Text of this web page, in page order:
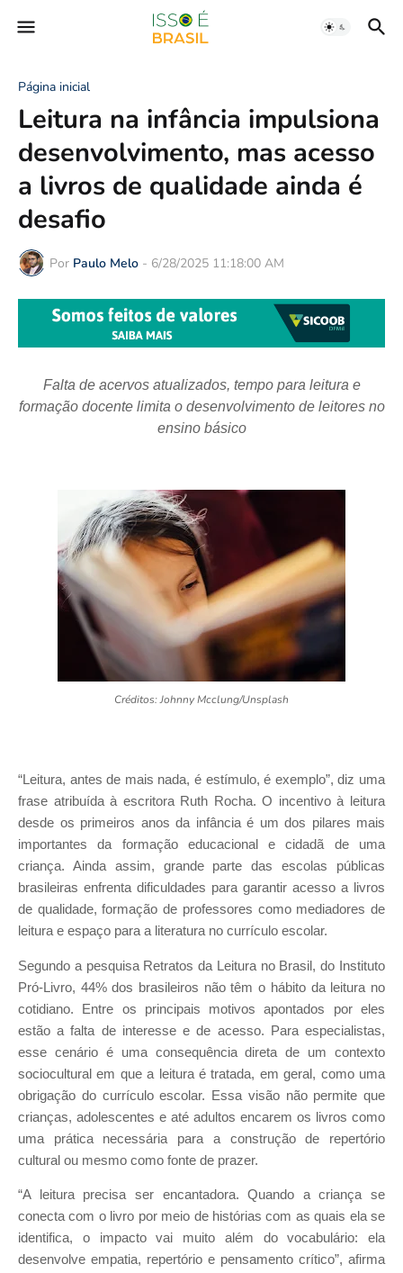
Página inicial
Leitura na infância impulsiona
desenvolvimento, mas acesso
a livros de qualidade ainda é
desafio
Por Paulo Melo - 6/28/2025 11:18:00 AM
Falta de acervos atualizados, tempo para leitura e
formação docente limita o desenvolvimento de leitores no
ensino básico
Créditos: Johnny Mcclung/Unsplash
“Leitura, antes de mais nada, é estímulo, é exemplo”, diz uma
frase atribuída à escritora Ruth Rocha. O incentivo à leitura
desde os primeiros anos da infância é um dos pilares mais
importantes da formação educacional e cidadã de uma
criança. Ainda assim, grande parte das escolas públicas
brasileiras enfrenta dificuldades para garantir acesso a livros
de qualidade, formação de professores como mediadores de
leitura e espaço para a literatura no currículo escolar.
Segundo a pesquisa Retratos da Leitura no Brasil, do Instituto
Pró-Livro, 44% dos brasileiros não têm o hábito da leitura no
cotidiano. Entre os principais motivos apontados por eles
estão a falta de interesse e de acesso. Para especialistas,
esse cenário é uma consequência direta de um contexto
sociocultural em que a leitura é tratada, em geral, como uma
obrigação do currículo escolar. Essa visão não permite que
crianças, adolescentes e até adultos encarem os livros como
uma prática necessária para a construção de repertório
cultural ou mesmo como fonte de prazer.
“A leitura precisa ser encantadora. Quando a criança se
conecta com o livro por meio de histórias com as quais ela se
identifica, o impacto vai muito além do vocabulário: ela
desenvolve empatia, repertório e pensamento crítico”, afirma